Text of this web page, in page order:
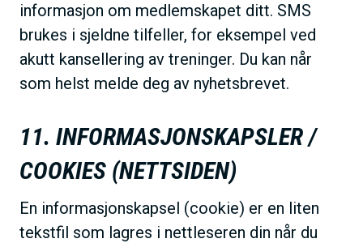
informasjon om medlemskapet ditt. SMS
brukes i sjeldne tilfeller, for eksempel ved
akutt kansellering av treninger. Du kan når
som helst melde deg av nyhetsbrevet.
11. INFORMASJONSKAPSLER /
COOKIES (NETTSIDEN)
En informasjonskapsel (cookie) er en liten
tekstfil som lagres i nettleseren din når du